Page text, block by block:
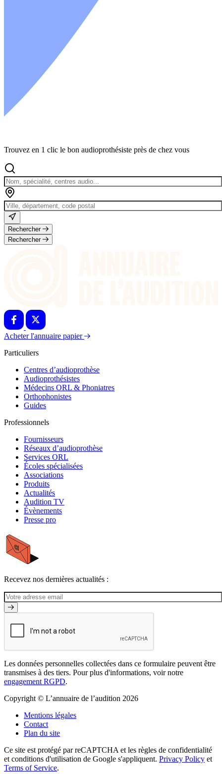
Trouvez en 1 clic le bon audioprothésiste près de chez vous
Rechercher
Rechercher
Acheter l'annuaire papier
Particuliers
Centres d’audioprothèse
Audioprothésistes
Médecins ORL & Phoniatres
Orthophonistes
Guides
Professionnels
Fournisseurs
Réseaux d’audioprothèse
Services ORL
Écoles spécialisées
Associations
Produits
Actualités
Audition TV
Évènements
Presse pro
Recevez nos dernières actualités :
Les données personnelles collectées dans ce formulaire peuvent être
transmises à des tiers. Pour plus d'informations, voir notre
engagement RGPD.
Copyright © L’annuaire de l’audition 2026
Mentions légales
Contact
Plan du site
Ce site est protégé par reCAPTCHA et les règles de confidentialité
et conditions d'utilisation de Google s'appliquent. Privacy Policy et
Terms of Service.